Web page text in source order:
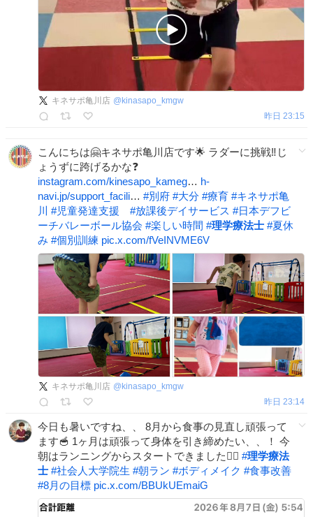
キネサポ亀川店 @ kinasapo_kmgw
昨日 23:15
こんにちは️️🤗キネサポ亀川店です︎🌟 ラダーに挑戦‼️じ
ょうずに跨げるかな❓
instagram.com/kinesapo_kameg… h-
navi.jp/support_facili… #別府 #大分 #療育 #キネサポ亀
川 #児童発達支援 #放課後デイサービス #日本デフビ
ーチバレーボール協会 #楽しい時間 #理学療法士 #夏休
み #個別訓練 pic.x.com/fVeINVME6V
キネサポ亀川店 @ kinasapo_kmgw
昨日 23:14
今日も暑いですね、、 8月から食事の見直し頑張って
ます🥣 1ヶ月は頑張って身体を引き締めたい、、！ 今
朝はランニングからスタートできました🏃‍♂️ #理学療法
士 #社会人大学院生 #朝ラン #ボディメイク #食事改善
#8月の目標 pic.x.com/BBUkUEmaiG